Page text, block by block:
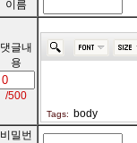
이름
댓글내
용
/500
Tags:
body
비밀번